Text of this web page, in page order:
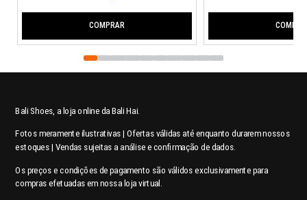
COMPRAR
Bali Shoes, a loja online da Bali Hai.
Fotos meramente ilustrativas | Ofertas válidas até enquanto durarem nossos
estoques | Vendas sujeitas a análise e confirmação de dados.
Os preços e condições de pagamento são válidos exclusivamente para
compras efetuadas em nossa loja virtual.